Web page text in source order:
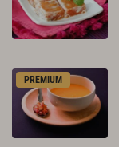
PREMIUM